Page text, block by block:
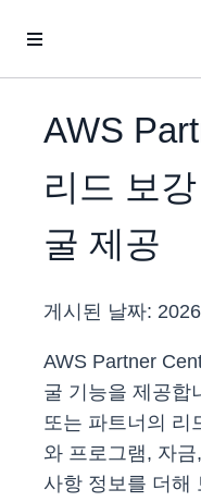
AWS
리드 보
굴 제공
게시된 날짜:
AWS Partner
굴 기능을 제공합
또는 파트너의 리
와 프로그램, 자
사항 정보를 더해